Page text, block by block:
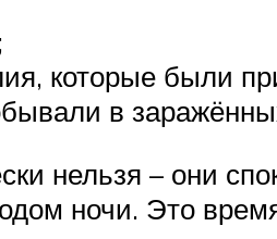
которые были
в
нельзя – они
ночи. Это